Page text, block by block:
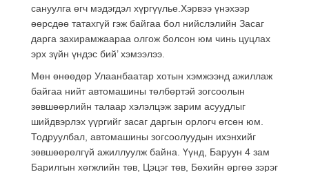
сануулга өгч мэдэгдэл хүргүүлье.Хэрвээ үнэхээр
өөрсдөө татахгүй гэж байгаа бол нийслэлийн Засаг
дарга захирамжаараа олгож болсон юм чинь цуцлах
эрх зүйн үндэс бий’ хэмээлээ.
Мөн өнөөдөр Улаанбаатар хотын хэмжээнд ажиллаж
байгаа нийт автомашины төлбөртэй зогсоолын
зөвшөөрлийн талаар хэлэлцэж зарим асуудлыг
шийдвэрлэх үүргийг засаг даргын орлогч өгсөн юм.
Тодруулбал, автомашины зогсоолуудын ихэнхийг
зөвшөөрөлгүй ажиллуулж байна. Үүнд, Баруун 4 зам
Барилгын хөгжлийн төв, Цэцэг төв, Бөхийн өргөө зэрэг